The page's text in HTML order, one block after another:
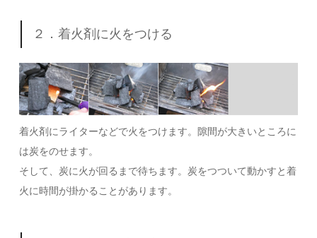
２．着火剤に火をつける
着火剤にライターなどで火をつけます。隙間が大きいところに
は炭をのせます。
そして、炭に火が回るまで待ちます。炭をつついて動かすと着
火に時間が掛かることがあります。